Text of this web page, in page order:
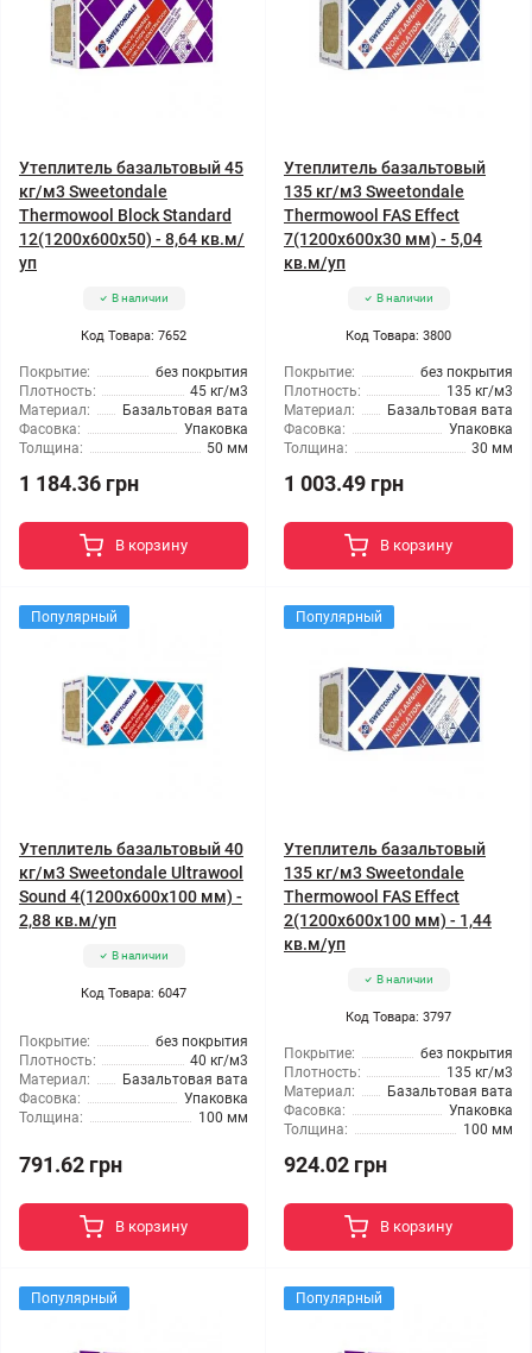
Утеплитель базальтовый 45
кг/м3 Sweetondale
Thermowool Block Standard
12(1200x600x50) - 8,64 кв.м/
уп
В наличии
Код Товара: 7652
Покрытие:
без покрытия
Плотность:
45 кг/м3
Материал:
Базальтовая вата
Фасовка:
Упаковка
Толщина:
50 мм
1 184.36 грн
В корзину
Утеплитель базальтовый
135 кг/м3 Sweetondale
Thermowool FAS Effect
7(1200x600x30 мм) - 5,04
кв.м/уп
В наличии
Код Товара: 3800
Покрытие:
без покрытия
Плотность:
135 кг/м3
Материал:
Базальтовая вата
Фасовка:
Упаковка
Толщина:
30 мм
1 003.49 грн
В корзину
Популярный
Утеплитель базальтовый 40
кг/м3 Sweetondale Ultrawool
Sound 4(1200x600x100 мм) -
2,88 кв.м/уп
В наличии
Код Товара: 6047
Покрытие:
без покрытия
Плотность:
40 кг/м3
Материал:
Базальтовая вата
Фасовка:
Упаковка
Толщина:
100 мм
791.62 грн
В корзину
Популярный
Утеплитель базальтовый
135 кг/м3 Sweetondale
Thermowool FAS Effect
2(1200x600x100 мм) - 1,44
кв.м/уп
В наличии
Код Товара: 3797
Покрытие:
без покрытия
Плотность:
135 кг/м3
Материал:
Базальтовая вата
Фасовка:
Упаковка
Толщина:
100 мм
924.02 грн
В корзину
Популярный Популярный